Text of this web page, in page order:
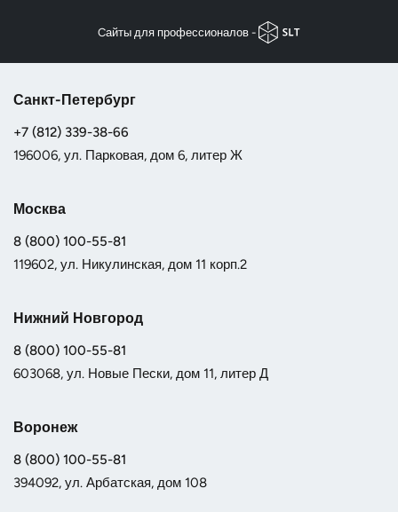
Cайты для профессионалов -
Санкт-Петербург
+7 (812) 339-38-66
196006, ул. Парковая, дом 6, литер Ж
Москва
8 (800) 100-55-81
119602, ул. Никулинская, дом 11 корп.2
Нижний Новгород
8 (800) 100-55-81
603068, ул. Новые Пески, дом 11, литер Д
Воронеж
8 (800) 100-55-81
394092, ул. Арбатская, дом 108